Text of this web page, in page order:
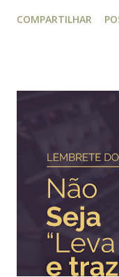
planejamento e
territórios alheios,
ponto de cruzar um
lado do mundo.
imensas em
nenhum rei havia
ultramarinos para
COMPARTILHAR